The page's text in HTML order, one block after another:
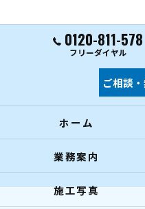
0120-811-578
フリーダイヤル
ご相談
ホーム
業務案内
施工写真